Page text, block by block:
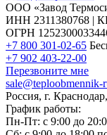
ООО «Завод
ИНН 2311380768 |
ОГРН
+7 800 301-02-65
+7 902 403-22-00
Перезвоните мне
sale@teploobmennik-
Россия, г.
График работы:
Пн-Пт: с 9:00 до